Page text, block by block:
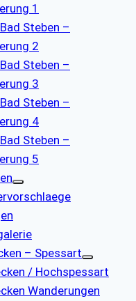
1
Steben –
2
Steben –
3
Steben –
4
Steben –
5
– Spessart
/ Hochspessart
Wanderungen